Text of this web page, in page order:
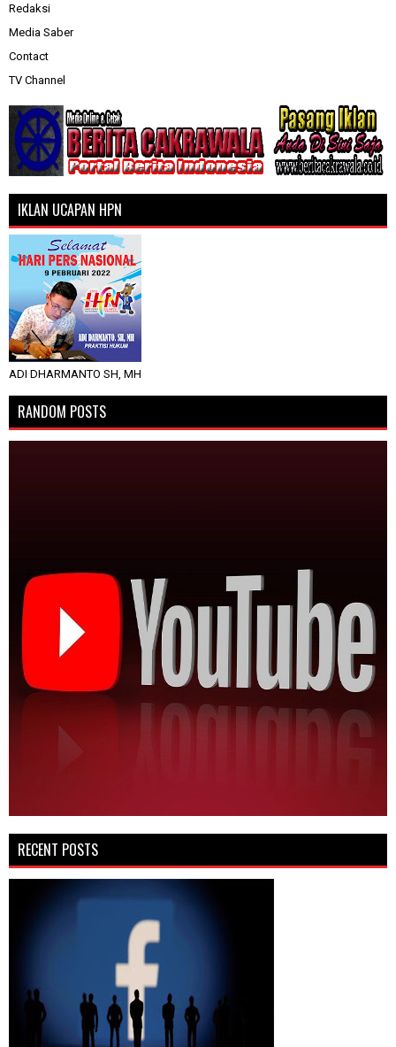
Redaksi
Media Saber
Contact
TV Channel
IKLAN UCAPAN HPN
ADI DHARMANTO SH, MH
RANDOM POSTS
RECENT POSTS